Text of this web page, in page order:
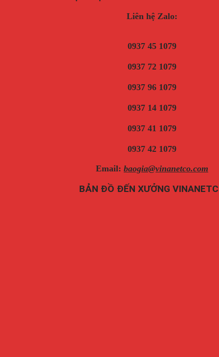
Liên hệ Zalo:
0937 45 1079
0937 72 1079
0937 96 1079
0937 14 1079
0937 41 1079
0937 42 1079
Email: baogia@vinanetco.com
BẢN ĐỒ ĐẾN XƯỞNG